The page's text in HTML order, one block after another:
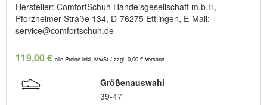
Hersteller: ComfortSchuh Handelsgesellschaft m.b.H,
Pforzheimer Straße 134, D-76275 Ettlingen, E-Mail:
service@comfortschuh.de
119,00 € alle Preise inkl. MwSt./ zzgl. 0,00 € Versand
Größenauswahl
39-47